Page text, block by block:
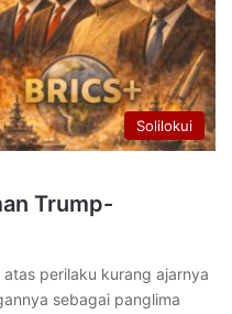
Solilokui
Trump-
perilaku kurang ajarnya
sebagai panglima